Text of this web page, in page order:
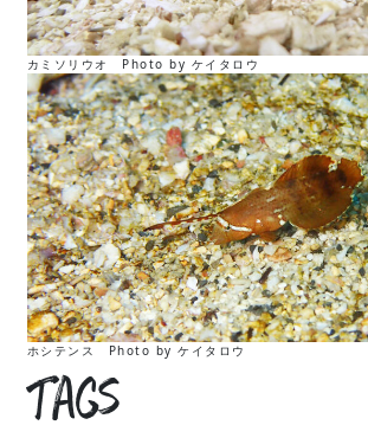
カミソリウオ Photo by ケイタロウ
ホシテンス Photo by ケイタロウ
Tags